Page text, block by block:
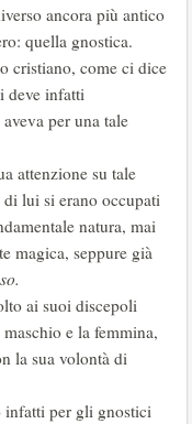
ancora più antico
quella gnostica.
cristiano, come ci dice
deve infatti
per una tale
attenzione su tale
lui si erano occupati
natura, mai
magica, seppure già
ai suoi discepoli
e la femmina,
la sua volontà di
infatti per gli gnostici